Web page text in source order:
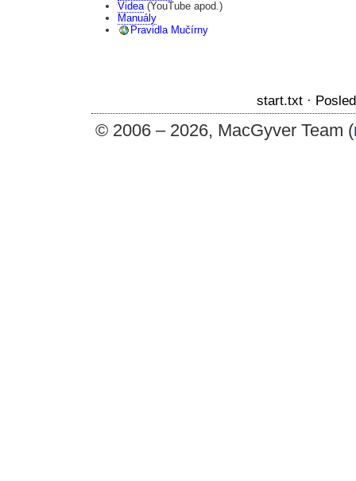
Videa(YouTube apod.)
Manuály
Pravidla Mučírny
start.txt ·
© 2006 – 2026, MacGyver Team (